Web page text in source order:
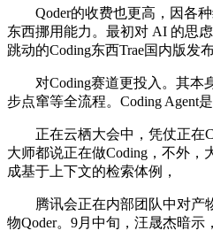
Qoder的收费也更高，因各种
东西挪用能力。最初对 AI 的思
跳动的Coding东西Trae国内版发布
对Coding赛道更投入。其本身
步点窜等全流程。Coding Agent
正在云栖大会中，凭仗正在
大师都说正在做Coding，不外
成基于上下文的检索体例，
腾讯会正在内部团队中对产物
物Qoder。9月中旬，汪晟杰暗示